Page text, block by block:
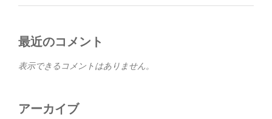
最近のコメント
表示できるコメントはありません。
アーカイブ